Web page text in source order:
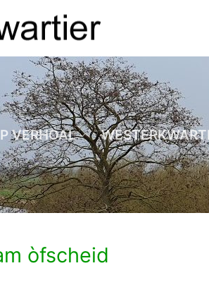
VERHOAL
òfscheid